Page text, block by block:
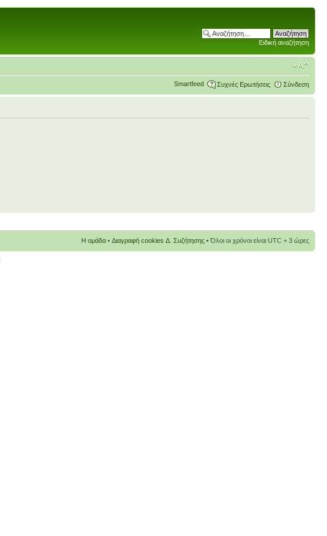
Ειδική αναζήτηση
Smartfeed Συχνές Ερωτήσεις Σύνδεση
Η ομάδα • Διαγραφή cookies Δ. Συζήτησης • Όλοι οι χρόνοι είναι UTC + 3 ώρες